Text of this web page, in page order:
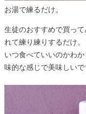
お湯で練るだけ。
生徒のおすすめで買っ
れて練り練りするだけ
いつ食べていいのかわ
味的な感じで美味しいで